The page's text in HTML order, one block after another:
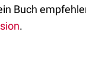
Buch
.